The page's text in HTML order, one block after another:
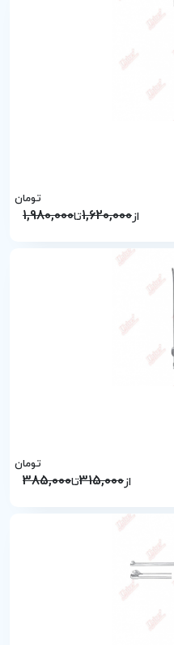
از1,620,000تا1,980,000
تومان
از315,000تا385,000
تومان